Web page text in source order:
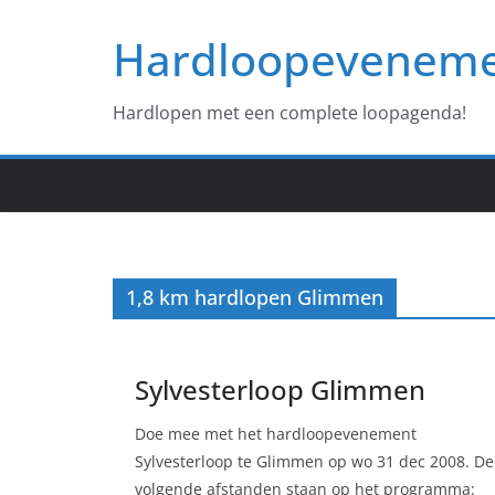
Hardlopen met een complete loopagenda!
1,8 km hardlopen Glimmen
Sylvesterloop Glimmen
Doe mee met het hardloopevenement
Sylvesterloop te Glimmen op wo 31 dec 2008. De
volgende afstanden staan op het programma: